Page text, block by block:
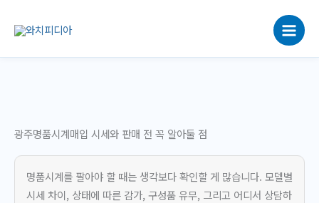
로
광주명품시계매입 시세와 판매 전 꼭 알아둘 점
명품시계를 팔아야 할 때는 생각보다 확인할 게 많습니다. 모델별
시세 차이, 상태에 따른 감가, 구성품 유무, 그리고 어디서 상담하